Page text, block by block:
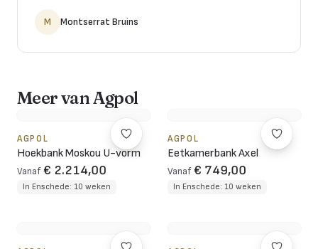
M Montserrat Bruins
Meer van Agpol
AGPOL
Hoekbank Moskou U-vorm
Vanaf € 2.214,00
In Enschede: 10 weken
AGPOL
Eetkamerbank Axel
Vanaf € 749,00
In Enschede: 10 weken